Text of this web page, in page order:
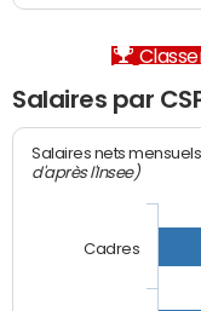
Salaires par
Salaires nets
d'après l'Insee)
Cadres